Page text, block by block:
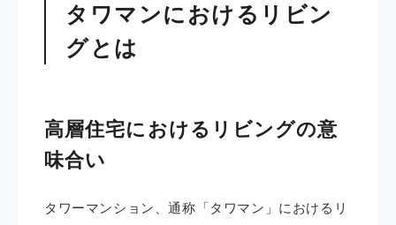
タワマンにおけるリビン
グとは
高層住宅におけるリビングの意
味合い
タワーマンション、通称「タワマン」におけるリ